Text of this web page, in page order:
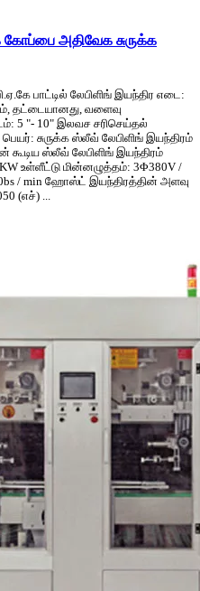
கோப்பை அதிவேக சுருக்க
பாட்டில் லேபிளிங் இயந்திர எடை:
தட்டையானது, வளைவு
5 "- 10" இலவச சரிசெய்தல்
பெயர்: சுருக்க ஸ்லீவ் லேபிளிங் இயந்திரம்
கூடிய ஸ்லீவ் லேபிளிங் இயந்திரம்
உள்ளீட்டு மின்னழுத்தம்: 3Φ380V /
/ min ஹோஸ்ட் இயந்திரத்தின் அளவு
(எச்) ...